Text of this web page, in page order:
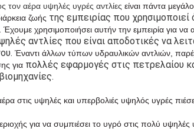
αέρα υψηλές υγρές αντλίες είναι πάντα
ζωής της εμπειρίας που χρησιμοποιεί
Έχουμε χρησιμοποιήσει αυτήν την εμπειρία για να
αντλίες που είναι αποδοτικές να
Έναντι άλλων τύπων υδραυλικών αντλιών,
για πολλές εφαρμογές στις πετρελαίου
στις υψηλές και υπερβολιές υψηλός υγρές
για να συμπιέσει το υγρό στις πολύ υψηλές